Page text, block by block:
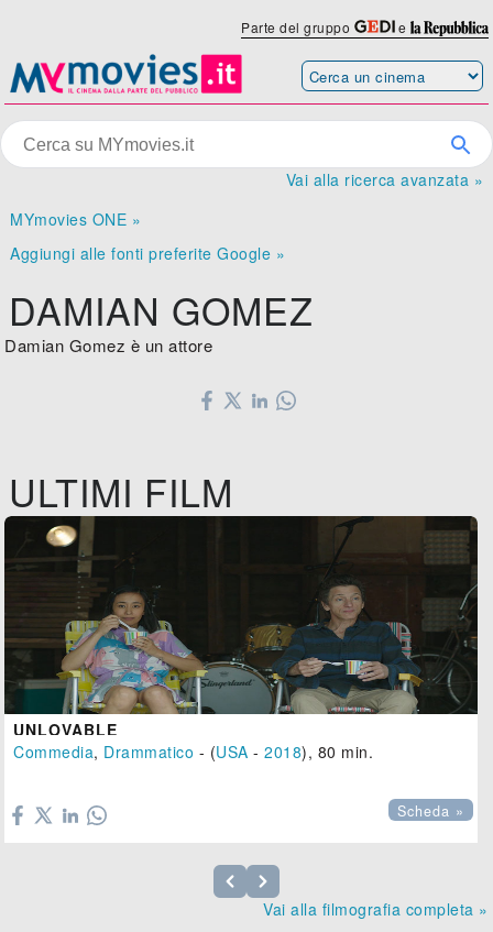
Parte del gruppo e
Vai alla ricerca avanzata »
MYmovies ONE »
Aggiungi alle fonti preferite Google »
DAMIAN GOMEZ
Damian Gomez è un attore
ULTIMI FILM
UNLOVABLE
Commedia, Drammatico - (USA -2018), 80 min.
Scheda »
Vai alla filmografia completa »